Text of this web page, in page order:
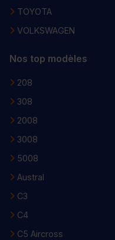
TOYOTA
VOLKSWAGEN
Nos top modèles
208
308
2008
3008
5008
Austral
C3
C4
C5 Aircross